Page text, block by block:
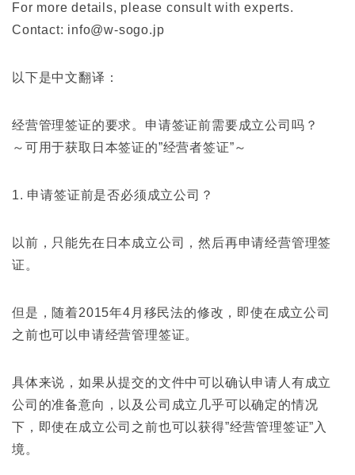
For more details, please consult with experts.
Contact: info@w-sogo.jp
以下是中文翻译：
经营管理签证的要求。申请签证前需要成立公司吗？
～可用于获取日本签证的”经营者签证”～
1. 申请签证前是否必须成立公司？
以前，只能先在日本成立公司，然后再申请经营管理签
证。
但是，随着2015年4月移民法的修改，即使在成立公司
之前也可以申请经营管理签证。
具体来说，如果从提交的文件中可以确认申请人有成立
公司的准备意向，以及公司成立几乎可以确定的情况
下，即使在成立公司之前也可以获得”经营管理签证”入
境。